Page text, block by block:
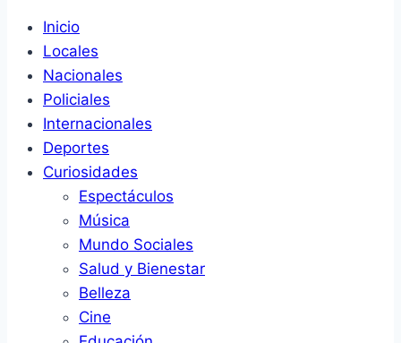
Inicio
Locales
Nacionales
Policiales
Internacionales
Deportes
Curiosidades
Espectáculos
Música
Mundo Sociales
Salud y Bienestar
Belleza
Cine